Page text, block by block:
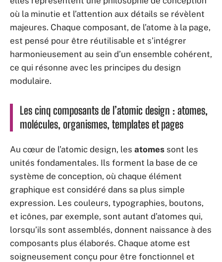
où la minutie et l’attention aux détails se révèlent
majeures. Chaque composant, de l’atome à la page,
est pensé pour être réutilisable et s’intégrer
harmonieusement au sein d’un ensemble cohérent,
ce qui résonne avec les principes du design
modulaire.
Les cinq composants de l’atomic design : atomes,
molécules, organismes, templates et pages
Au cœur de l’atomic design, les atomes sont les
unités fondamentales. Ils forment la base de ce
système de conception, où chaque élément
graphique est considéré dans sa plus simple
expression. Les couleurs, typographies, boutons,
et icônes, par exemple, sont autant d’atomes qui,
lorsqu’ils sont assemblés, donnent naissance à des
composants plus élaborés. Chaque atome est
soigneusement conçu pour être fonctionnel et